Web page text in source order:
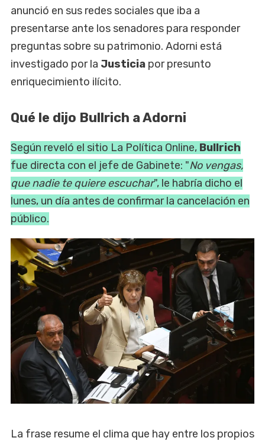
anunció en sus redes sociales que iba a
presentarse ante los senadores para responder
preguntas sobre su patrimonio. Adorni está
investigado por la Justicia por presunto
enriquecimiento ilícito.
Qué le dijo Bullrich a Adorni
Según reveló el sitio La Política Online, Bullrich
fue directa con el jefe de Gabinete: "No vengas,
que nadie te quiere escuchar", le habría dicho el
lunes, un día antes de confirmar la cancelación en
público.
La frase resume el clima que hay entre los propios